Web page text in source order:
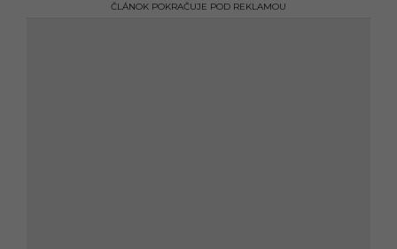
ČLÁNOK POKRAČUJE POD REKLAMOU